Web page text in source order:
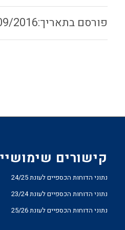
2016
קישורים
נתוני הדוחות הכספיים לעונת 24/25
נתוני הדוחות הכספיים לעונת 23/24
נתוני הדוחות הכספיים לעונת 25/26